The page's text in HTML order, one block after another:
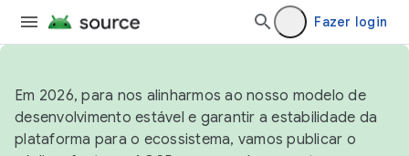
Fazer login
Em 2026, para nos alinharmos ao nosso modelo de
desenvolvimento estável e garantir a estabilidade da
plataforma para o ecossistema, vamos publicar o